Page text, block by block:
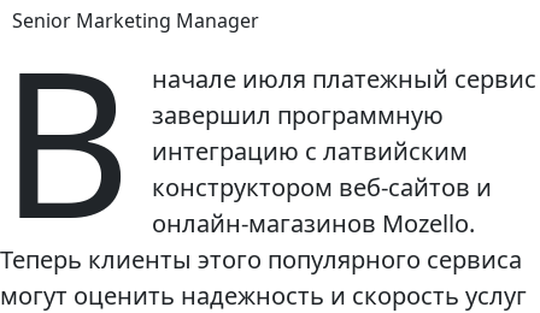
Senior Marketing Manager
В
начале июля платежный сервис
завершил программную
интеграцию с латвийским
конструктором веб-сайтов и
онлайн-магазинов Mozello.
Теперь клиенты этого популярного сервиса
могут оценить надежность и скорость услуг